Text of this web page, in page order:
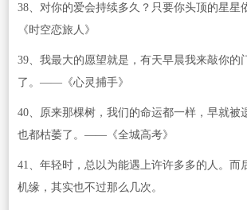
38、对你的爱会持续多久？只要你头顶的星
《时空恋旅人》
39、我最大的愿望就是，有天早晨我来敲你的
了。——《心灵捕手》
40、原来那棵树，我们的命运都一样，早就被
也都枯萎了。——《全城高考》
41、年轻时，总以为能遇上许许多多的人。而
机缘，其实也不过那么几次。